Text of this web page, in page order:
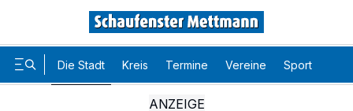
Die Stadt Kreis Termine Vereine Sport
Kennungen auf Ihrem Gerät zu. Durch Auswahl von OK aktivieren Sie